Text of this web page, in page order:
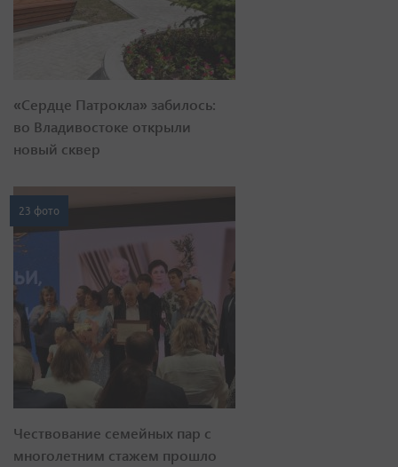
«Сердце Патрокла» забилось:
во Владивостоке открыли
новый сквер
23 фото
Чествование семейных пар с
многолетним стажем прошло